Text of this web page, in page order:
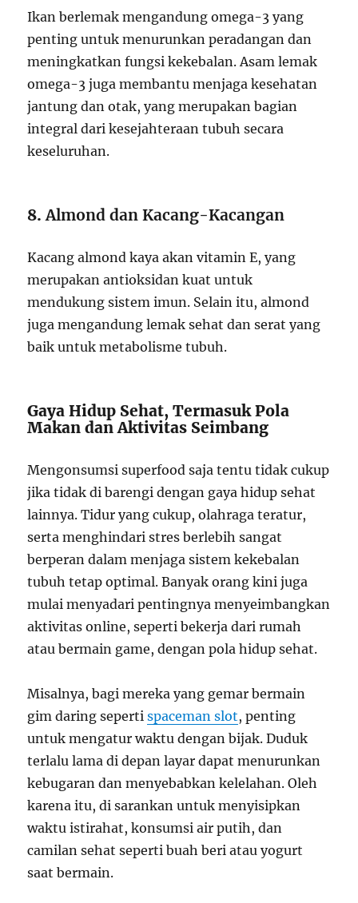
Ikan berlemak mengandung omega-3 yang
penting untuk menurunkan peradangan dan
meningkatkan fungsi kekebalan. Asam lemak
omega-3 juga membantu menjaga kesehatan
jantung dan otak, yang merupakan bagian
integral dari kesejahteraan tubuh secara
keseluruhan.
8.Almond dan Kacang-Kacangan
Kacang almond kaya akan vitamin E, yang
merupakan antioksidan kuat untuk
mendukung sistem imun. Selain itu, almond
juga mengandung lemak sehat dan serat yang
baik untuk metabolisme tubuh.
Gaya Hidup Sehat, Termasuk Pola
Makan dan Aktivitas Seimbang
Mengonsumsi superfood saja tentu tidak cukup
jika tidak di barengi dengan gaya hidup sehat
lainnya. Tidur yang cukup, olahraga teratur,
serta menghindari stres berlebih sangat
berperan dalam menjaga sistem kekebalan
tubuh tetap optimal. Banyak orang kini juga
mulai menyadari pentingnya menyeimbangkan
aktivitas online, seperti bekerja dari rumah
atau bermain game, dengan pola hidup sehat.
Misalnya, bagi mereka yang gemar bermain
gim daring sepertispaceman slot, penting
untuk mengatur waktu dengan bijak. Duduk
terlalu lama di depan layar dapat menurunkan
kebugaran dan menyebabkan kelelahan. Oleh
karena itu, di sarankan untuk menyisipkan
waktu istirahat, konsumsi air putih, dan
camilan sehat seperti buah beri atau yogurt
saat bermain.